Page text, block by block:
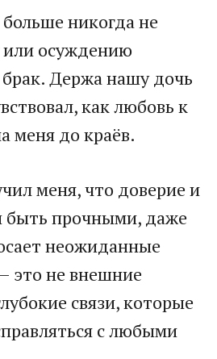
никогда не
или осуждению
Держа нашу дочь
как любовь к
меня до краёв.
меня, что доверие и
прочными, даже
неожиданные
это не внешние
связи, которые
с любыми